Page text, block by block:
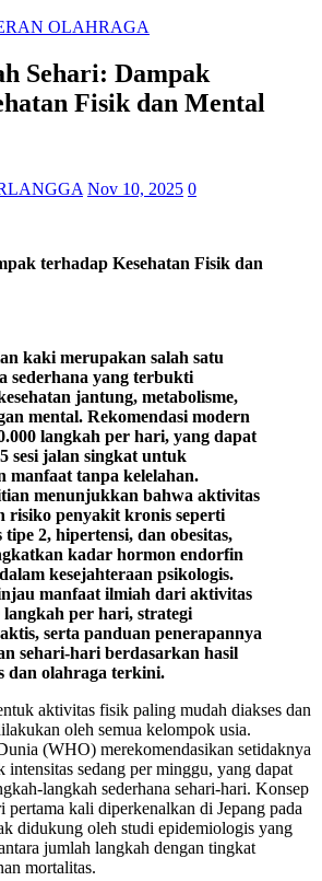
OLAHRAGA
Sehari: Dampak
Fisik dan Mental
Nov 10, 2025 0
terhadap Kesehatan Fisik dan
kaki merupakan salah satu
sederhana yang terbukti
jantung, metabolisme,
mental. Rekomendasi modern
langkah per hari, yang dapat
sesi jalan singkat untuk
manfaat tanpa kelelahan.
menunjukkan bahwa aktivitas
risiko penyakit kronis seperti
tipe 2, hipertensi, dan obesitas,
kadar hormon endorfin
kesejahteraan psikologis.
manfaat ilmiah dari aktivitas
langkah per hari, strategi
serta panduan penerapannya
sehari-hari berdasarkan hasil
dan olahraga terkini.
aktivitas fisik paling mudah diakses dan
oleh semua kelompok usia.
(WHO) merekomendasikan setidaknya
sedang per minggu, yang dapat
langkah sederhana sehari-hari. Konsep
pertama kali diperkenalkan di Jepang pada
didukung oleh studi epidemiologis yang
jumlah langkah dengan tingkat
mortalitas.